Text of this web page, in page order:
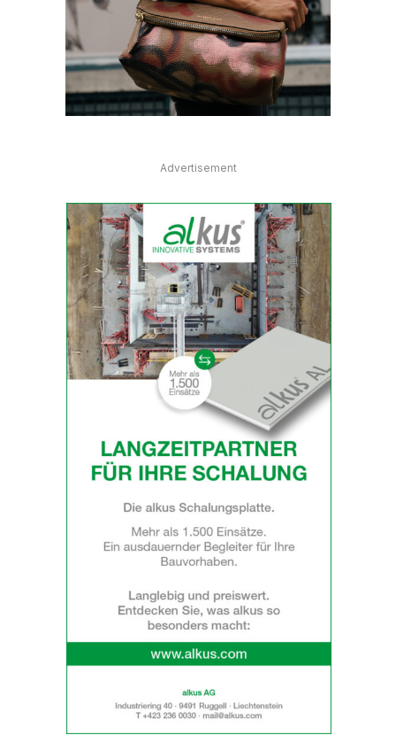
Advertisement